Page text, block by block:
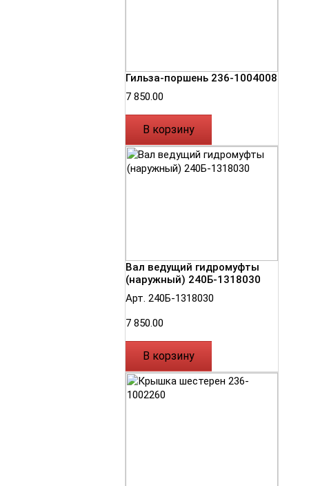
Гильза-поршень 236-1004008
7 850.00
В корзину
Вал ведущий гидромуфты
(наружный) 240Б-1318030
Арт. 240Б-1318030
7 850.00
В корзину